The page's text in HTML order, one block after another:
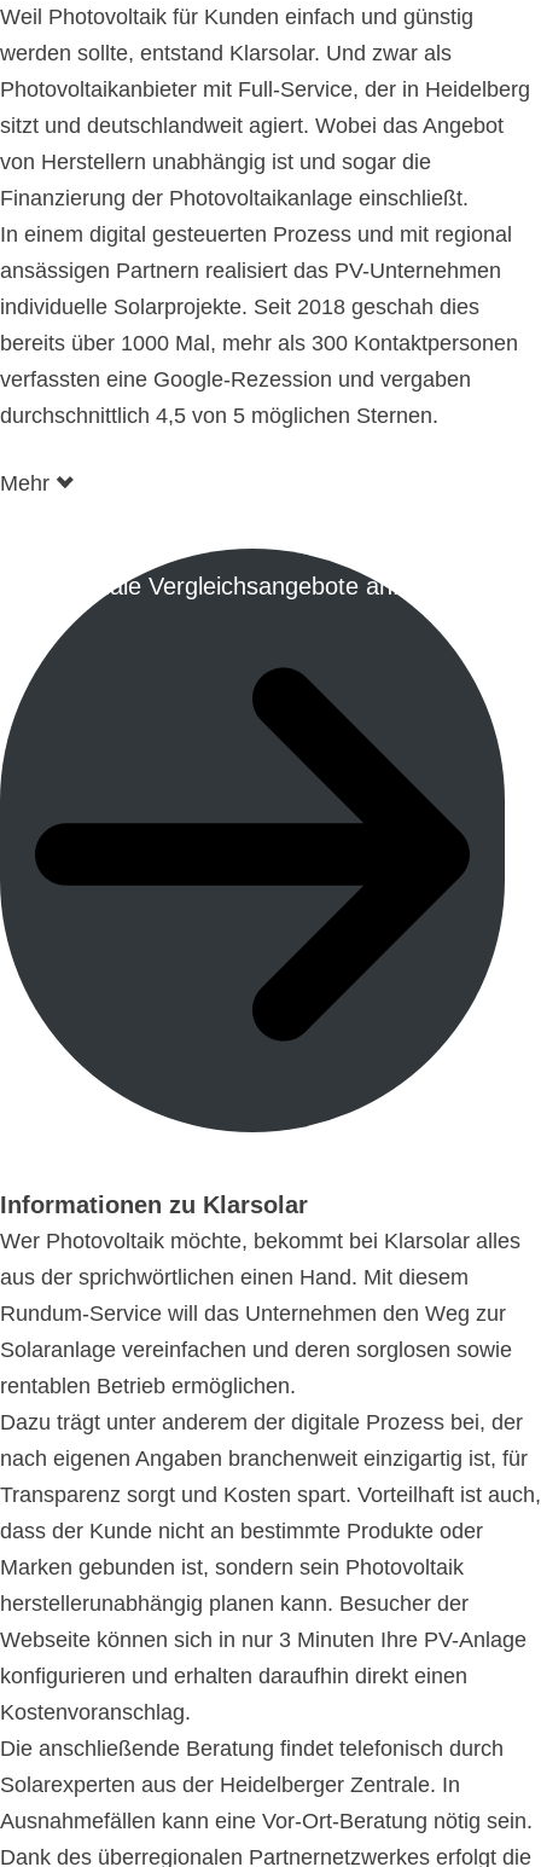
Weil Photovoltaik für Kunden einfach und günstig
werden sollte, entstand Klarsolar. Und zwar als
Photovoltaikanbieter mit Full-Service, der in Heidelberg
sitzt und deutschlandweit agiert. Wobei das Angebot
von Herstellern unabhängig ist und sogar die
Finanzierung der Photovoltaikanlage einschließt.
In einem digital gesteuerten Prozess und mit regional
ansässigen Partnern realisiert das PV-Unternehmen
individuelle Solarprojekte. Seit 2018 geschah dies
bereits über 1000 Mal, mehr als 300 Kontaktpersonen
verfassten eine Google-Rezession und vergaben
durchschnittlich 4,5 von 5 möglichen Sternen.
Mehr
Regionale Vergleichsangebote anfordern
Informationen zu Klarsolar
Wer Photovoltaik möchte, bekommt bei Klarsolar alles
aus der sprichwörtlichen einen Hand. Mit diesem
Rundum-Service will das Unternehmen den Weg zur
Solaranlage vereinfachen und deren sorglosen sowie
rentablen Betrieb ermöglichen.
Dazu trägt unter anderem der digitale Prozess bei, der
nach eigenen Angaben branchenweit einzigartig ist, für
Transparenz sorgt und Kosten spart. Vorteilhaft ist auch,
dass der Kunde nicht an bestimmte Produkte oder
Marken gebunden ist, sondern sein Photovoltaik
herstellerunabhängig planen kann. Besucher der
Webseite können sich in nur 3 Minuten Ihre PV-Anlage
konfigurieren und erhalten daraufhin direkt einen
Kostenvoranschlag.
Die anschließende Beratung findet telefonisch durch
Solarexperten aus der Heidelberger Zentrale. In
Ausnahmefällen kann eine Vor-Ort-Beratung nötig sein.
Dank des überregionalen Partnernetzwerkes erfolgt die